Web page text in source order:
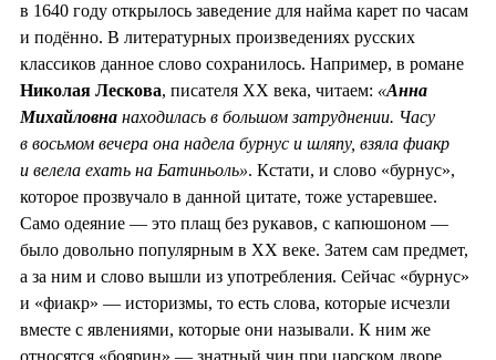
в 1640 году открылось заведение для найма карет по часам
и подённо. В литературных произведениях русских
классиков данное слово сохранилось. Например, в романе
Николая Лескова, писателя XX века, читаем: «Анна
Михайловна находилась в большом затруднении. Часу
в восьмом вечера она надела бурнус и шляпу, взяла фиакр
и велела ехать на Батиньоль». Кстати, и слово «бурнус»,
которое прозвучало в данной цитате, тоже устаревшее.
Само одеяние — это плащ без рукавов, с капюшоном —
было довольно популярным в XX веке. Затем сам предмет,
а за ним и слово вышли из употребления. Сейчас «бурнус»
и «фиакр» — историзмы, то есть слова, которые исчезли
вместе с явлениями, которые они называли. К ним же